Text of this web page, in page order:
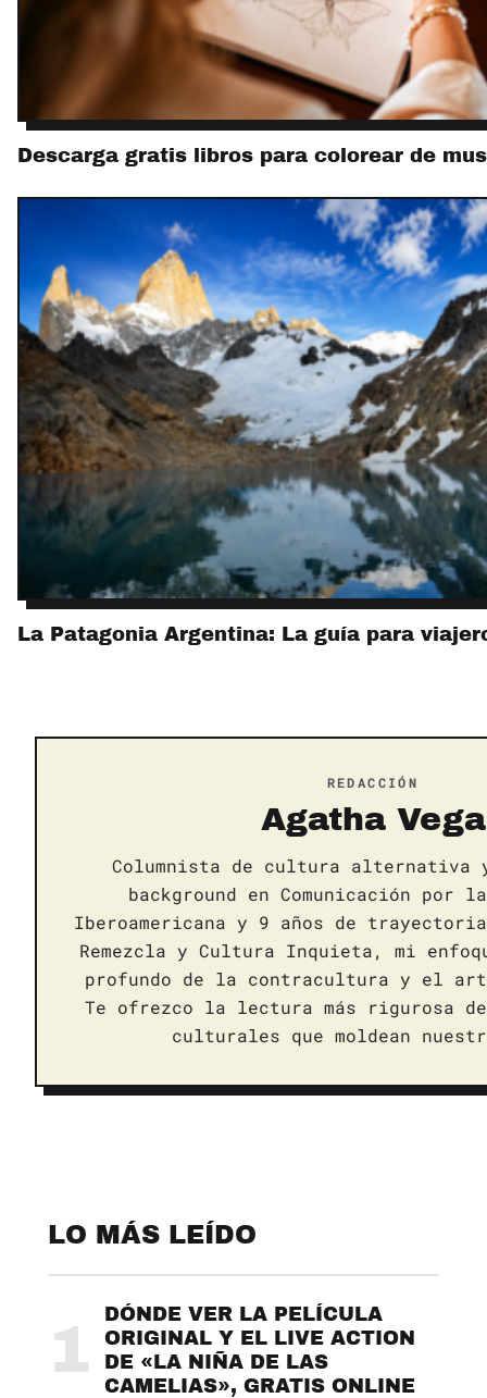
Descarga gratis libros para colorear de
La Patagonia Argentina: La guía para
REDACCIÓN
Agatha Vega
Columnista de cultura
background en Comunicación por
Iberoamericana y 9 años de
Remezcla y Cultura Inquieta, mi
profundo de la contracultura y el
Te ofrezco la lectura más rigurosa
culturales que moldean
LO MÁS LEÍDO
1
DÓNDE VER LA PELÍCULA
ORIGINAL Y EL LIVE ACTION
DE «LA NIÑA DE LAS
CAMELIAS», GRATIS ONLINE